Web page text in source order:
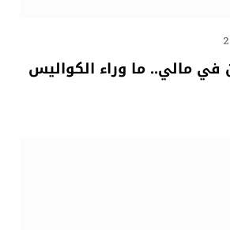
مالي.. ما وراء الكواليس